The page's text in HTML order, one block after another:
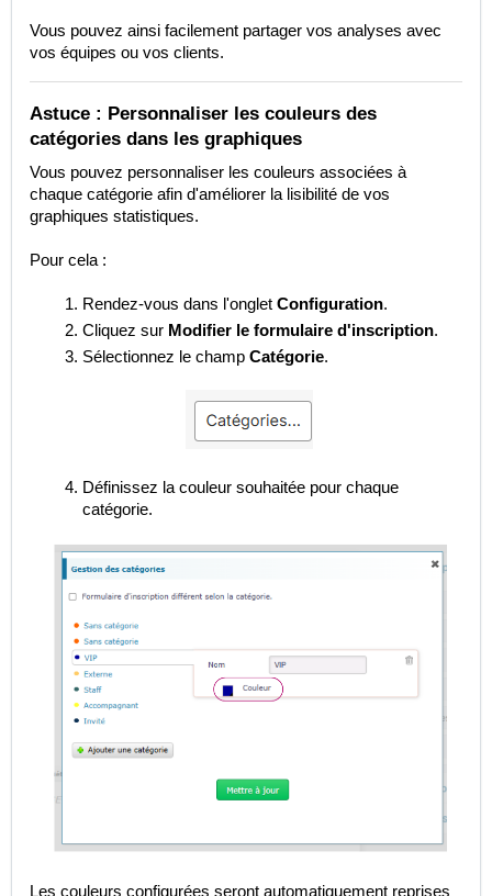
Vous pouvez ainsi facilement partager vos analyses avec
vos équipes ou vos clients.
Astuce : Personnaliser les couleurs des
catégories dans les graphiques
Vous pouvez personnaliser les couleurs associées à
chaque catégorie afin d'améliorer la lisibilité de vos
graphiques statistiques.
Pour cela :
Rendez-vous dans l'onglet Configuration.
Cliquez sur Modifier le formulaire d'inscription.
Sélectionnez le champ Catégorie.
Définissez la couleur souhaitée pour chaque
catégorie.
Les couleurs configurées seront automatiquement reprises